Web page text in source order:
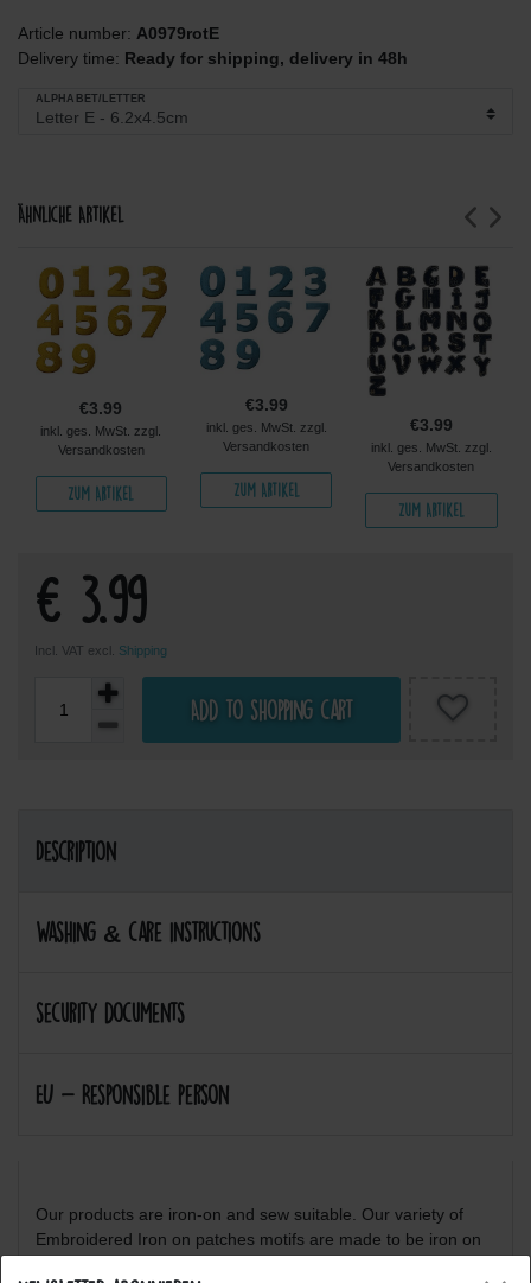
Article number: A0979rotE
Delivery time: Ready for shipping, delivery in 48h
ALPHABET/LETTER
Ähnliche Artikel
€3.99
inkl. ges. MwSt. zzgl.
Versandkosten
Zum Artikel
€3.99
inkl. ges. MwSt. zzgl.
Versandkosten
Zum Artikel
€3.99
inkl. ges. MwSt. zzgl.
Versandkosten
Zum Artikel
€ 3.99
Incl. VAT excl. Shipping
Add to shopping cart
Description
Washing & care instructions
security documents
EU - Responsible person
Our products are iron-on and sew suitable. Our variety of
Embroidered Iron on patches motifs are made to be iron on